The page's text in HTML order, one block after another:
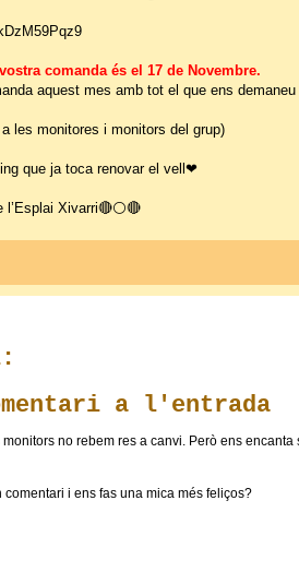
comanda és el 17 de Novembre.
aquest mes amb tot el que ens
les monitores i monitors del grup)
que ja toca renovar el vell❤
Xivarri🔴⚪🔴
a l'entrada
no rebem res a canvi. Però ens
i ens fas una mica més feliços?